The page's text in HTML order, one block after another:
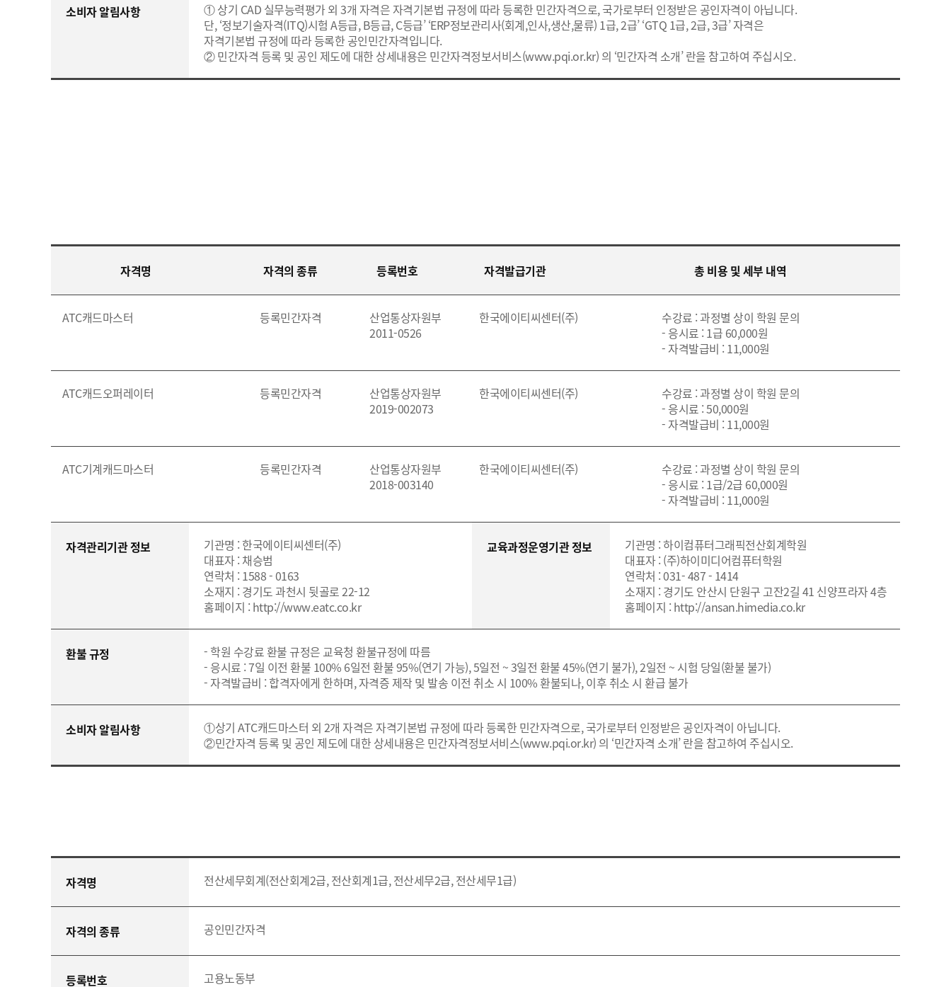
소비자 알림사항
① 상기 CAD 실무능력평가 외 3개 자격은 자격기본법 규정에 따라 등록한 민간자격으로, 국가로부터 인정받은 공인자격이 아닙니다.
단, ‘정보기술자격(ITQ)시험 A등급, B등급, C등급’ ‘ERP정보관리사(회계,인사,생산,물류) 1급, 2급’ ‘GTQ 1급, 2급, 3급’ 자격은
자격기본법 규정에 따라 등록한 공인민간자격입니다.
② 민간자격 등록 및 공인 제도에 대한 상세내용은 민간자격정보서비스(www.pqi.or.kr) 의 ‘민간자격 소개’ 란을 참고하여 주십시오.
자격명
ATC캐드마스터
ATC캐드오퍼레이터
ATC기계캐드마스터
자격의 종류
등록민간자격
등록민간자격
등록민간자격
등록번호
산업통상자원부
2011-0526
산업통상자원부
2019-002073
산업통상자원부
2018-003140
자격발급기관
한국에이티씨센터(주)
한국에이티씨센터(주)
한국에이티씨센터(주)
총 비용 및 세부 내역
수강료 : 과정별 상이 학원 문의
- 응시료 : 1급 60,000원
- 자격발급비 : 11,000원
수강료 : 과정별 상이 학원 문의
- 응시료 : 50,000원
- 자격발급비 : 11,000원
수강료 : 과정별 상이 학원 문의
- 응시료 : 1급/2급 60,000원
- 자격발급비 : 11,000원
자격관리기관 정보
기관명 : 한국에이티씨센터(주)
대표자 : 채승범
연락처 : 1588 - 0163
소재지 : 경기도 과천시 뒷골로 22-12
홈페이지 : http://www.eatc.co.kr
교육과정운영기관 정보
기관명 : 하이컴퓨터그래픽전산회계학원
대표자 : (주)하이미디어컴퓨터학원
연락처 : 031- 487 - 1414
소재지 : 경기도 안산시 단원구 고잔2길 41 신양프라자 4층
홈페이지 : http://ansan.himedia.co.kr
환불 규정
- 학원 수강료 환불 규정은 교육청 환불규정에 따름
- 응시료 : 7일 이전 환불 100% 6일전 환불 95%(연기 가능), 5일전 ~ 3일전 환불 45%(연기 불가), 2일전 ~ 시험 당일(환불 불가)
- 자격발급비 : 합격자에게 한하며, 자격증 제작 및 발송 이전 취소 시 100% 환불되나, 이후 취소 시 환급 불가
소비자 알림사항
①상기 ATC캐드마스터 외 2개 자격은 자격기본법 규정에 따라 등록한 민간자격으로, 국가로부터 인정받은 공인자격이 아닙니다.
②민간자격 등록 및 공인 제도에 대한 상세내용은 민간자격정보서비스(www.pqi.or.kr) 의 ‘민간자격 소개’ 란을 참고하여 주십시오.
자격명 전산세무회계(전산회계2급, 전산회계1급, 전산세무2급, 전산세무1급)
자격의 종류 공인민간자격
등록번호
고용노동부